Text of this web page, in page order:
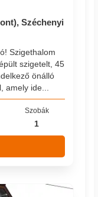
Széchenyi
Szigethalom
szigetelt, 45
önálló
amely ide...
Szobák
1